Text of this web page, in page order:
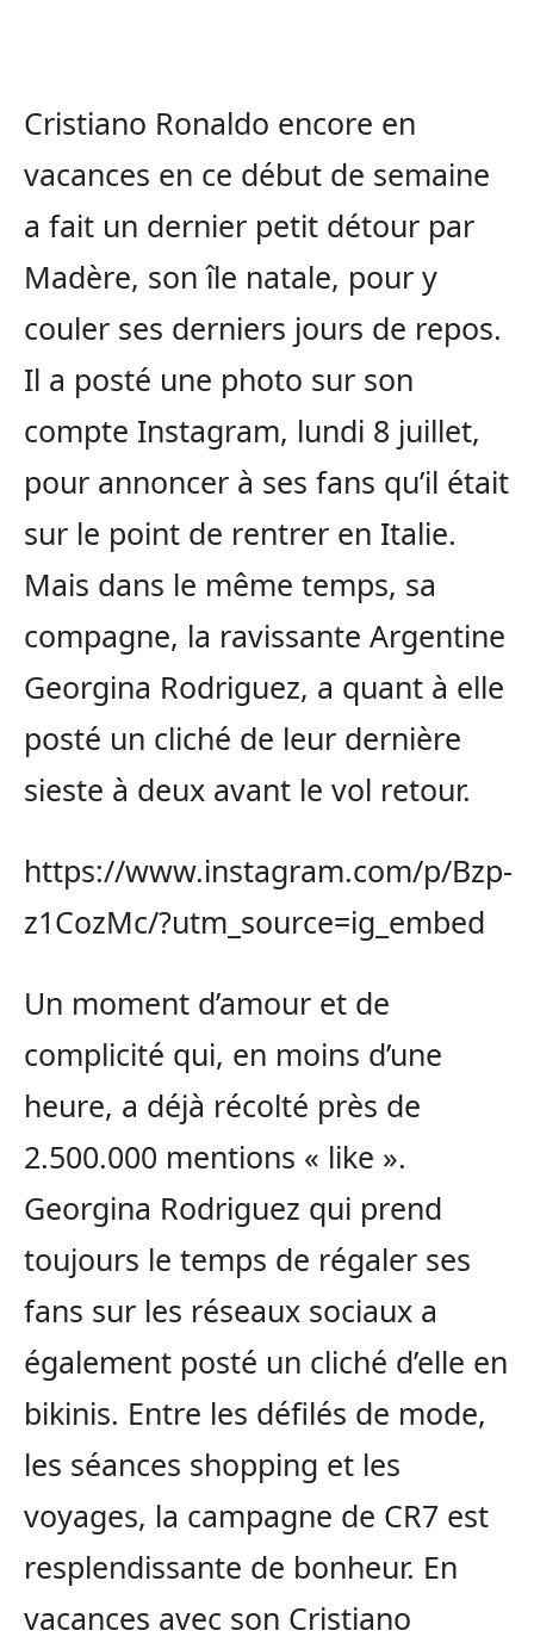
Cristiano Ronaldo encore en
vacances en ce début de semaine
a fait un dernier petit détour par
Madère, son île natale, pour y
couler ses derniers jours de repos.
Il a posté une photo sur son
compte Instagram, lundi 8 juillet,
pour annoncer à ses fans qu’il était
sur le point de rentrer en Italie.
Mais dans le même temps, sa
compagne, la ravissante Argentine
Georgina Rodriguez, a quant à elle
posté un cliché de leur dernière
sieste à deux avant le vol retour.
https://www.instagram.com/p/Bzp-
z1CozMc/?utm_source=ig_embed
Un moment d’amour et de
complicité qui, en moins d’une
heure, a déjà récolté près de
2.500.000 mentions « like ».
Georgina Rodriguez qui prend
toujours le temps de régaler ses
fans sur les réseaux sociaux a
également posté un cliché d’elle en
bikinis. Entre les défilés de mode,
les séances shopping et les
voyages, la campagne de CR7 est
resplendissante de bonheur. En
vacances avec son Cristiano